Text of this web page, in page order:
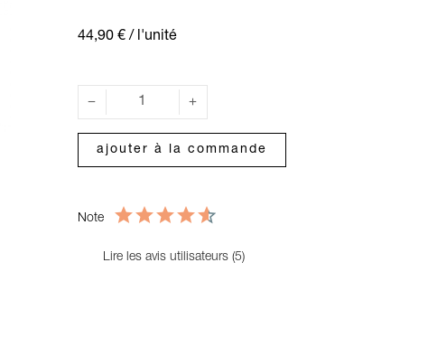
44,90 €/ l'unité
ajouter à la commande
Note
Lire les avis utilisateurs (5)